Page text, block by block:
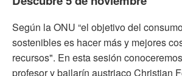
Según la ONU “el objetivo del
sostenibles es hacer más y mejores
recursos". En esta sesión
profesor y bailarín austriaco Christian